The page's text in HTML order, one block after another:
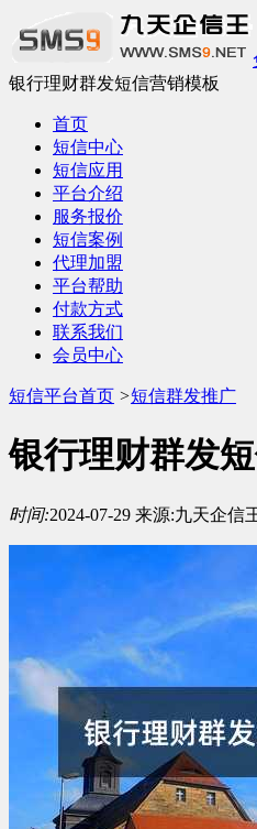
银行理财群发短信营销模板
首页
短信中心
短信应用
平台介绍
服务报价
短信案例
代理加盟
平台帮助
付款方式
联系我们
会员中心
短信平台首页 >短信群发推广
银行理财群发
时间:2024-07-29 来源:九天企信